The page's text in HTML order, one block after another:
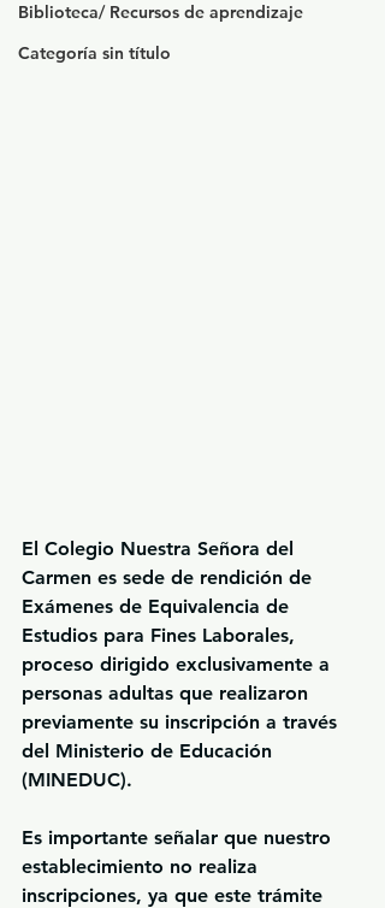
Biblioteca/ Recursos de aprendizaje
Categoría sin título
El Colegio Nuestra Señora del
Carmen es sede de rendición de
Exámenes de Equivalencia de
Estudios para Fines Laborales,
proceso dirigido exclusivamente a
personas adultas que realizaron
previamente su inscripción a través
del Ministerio de Educación
(MINEDUC).
Es importante señalar que nuestro
establecimiento no realiza
inscripciones, ya que este trámite